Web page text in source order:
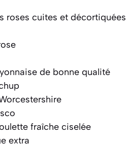
roses cuites et décortiquées
de bonne qualité
fraîche ciselée
extra